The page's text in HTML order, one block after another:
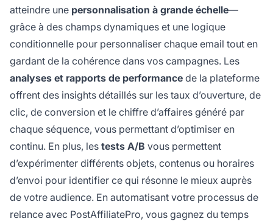
atteindre une personnalisation à grande échelle—
grâce à des champs dynamiques et une logique
conditionnelle pour personnaliser chaque email tout en
gardant de la cohérence dans vos campagnes. Les
analyses et rapports de performance de la plateforme
offrent des insights détaillés sur les taux d’ouverture, de
clic, de conversion et le chiffre d’affaires généré par
chaque séquence, vous permettant d’optimiser en
continu. En plus, les tests A/B vous permettent
d’expérimenter différents objets, contenus ou horaires
d’envoi pour identifier ce qui résonne le mieux auprès
de votre audience. En automatisant votre processus de
relance avec PostAffiliatePro, vous gagnez du temps